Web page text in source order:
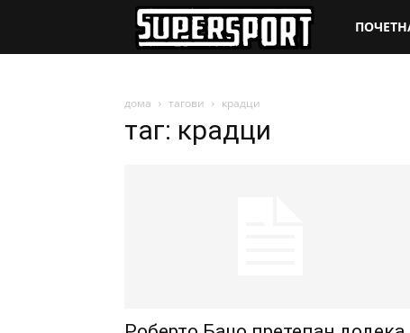
дома тагови крадци
таг: крадци